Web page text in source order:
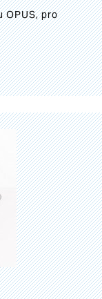
OPUS, pro